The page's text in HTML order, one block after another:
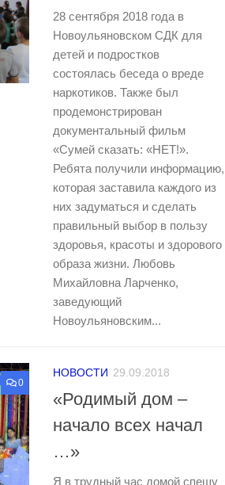
28 сентября 2018 года в
Новоульяновском СДК для
детей и подростков
состоялась беседа о вреде
наркотиков. Также был
продемонстрирован
документальный фильм
«Сумей сказать: «НЕТ!».
Ребята получили информацию,
которая заставила каждого из
них задуматься и сделать
правильный выбор в пользу
здоровья, красоты и здорового
образа жизни. Любовь
Михайловна Ларченко,
заведующий
Новоульяновским...
0
НОВОСТИ 29.09.2018
«Родимый дом –
начало всех начал
…»
Я в трудный час домой спешу